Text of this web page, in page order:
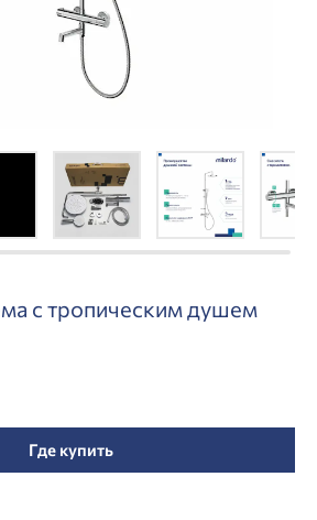
с тропическим душем
Где купить